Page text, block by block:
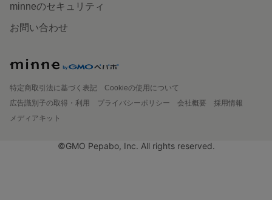
minneのセキュリティ
お問い合わせ
特定商取引法に基づく表記
Cookieの使用について
広告識別子の取得・利用
プライバシーポリシー 会社概要
採用情報
メディアキット
©GMO Pepabo, Inc. All rights reserved.